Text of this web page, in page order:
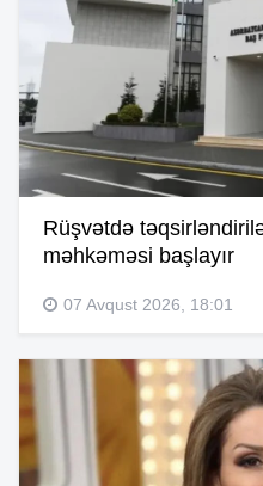
Rüşvətdə
məhkəməsi başlayır
07 Avqust 2026, 18:01